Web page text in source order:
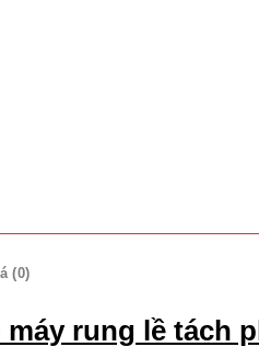
(0)
máy rung lề tách